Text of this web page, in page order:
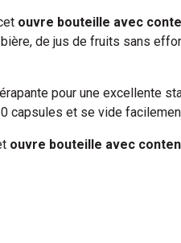
ouvre bouteille avec
de jus de fruits sans
pour une excellente
capsules et se vide
ouvre bouteille avec